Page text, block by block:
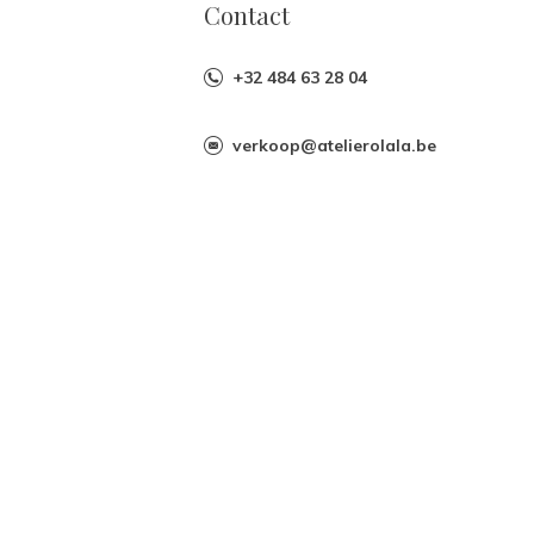
Contact
+32 484 63 28 04
verkoop@atelierolala.be